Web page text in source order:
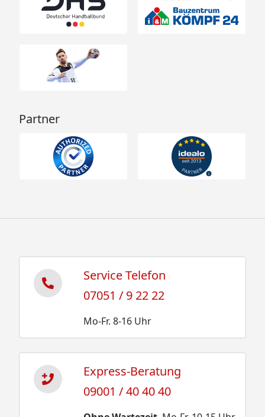
Partner
Service Telefon
07051 / 9 22 22
Mo-Fr. 8-16 Uhr
Express-Beratung
09001 / 40 40 40